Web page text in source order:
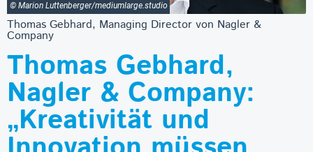
© Marion Luttenberger/mediumlarge.studio
Thomas Gebhard, Managing Director von Nagler &
Company
Thomas Gebhard,
Nagler & Company:
„Kreativität und